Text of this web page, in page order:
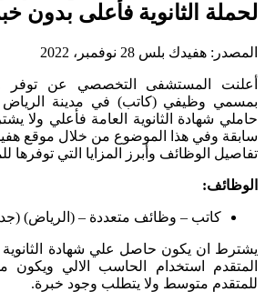
لحملة الثانوية فأعلى بدون
المصدر: هفيدك بلس 28 نوفمبر، 2022
أعلنت المستشفى التخصصي عن توفر
بمسمي وظيفي (كاتب) في مدينة الرياض
حاملي شهادة الثانوية العامة فأعلي ولا
سابقة وفي هذا الموضوع من خلال موقع
تفاصيل الوظائف وأبرز المزايا التي توفرها
الوظائف:
كاتب – وظائف متعددة – (الرياض)
يشترط ان يكون حاصل علي شهادة الثانوية
المتقدم استخدام الحاسب الالي ويكون
للمتقدم متوسط ولا يتطلب وجود خبرة.